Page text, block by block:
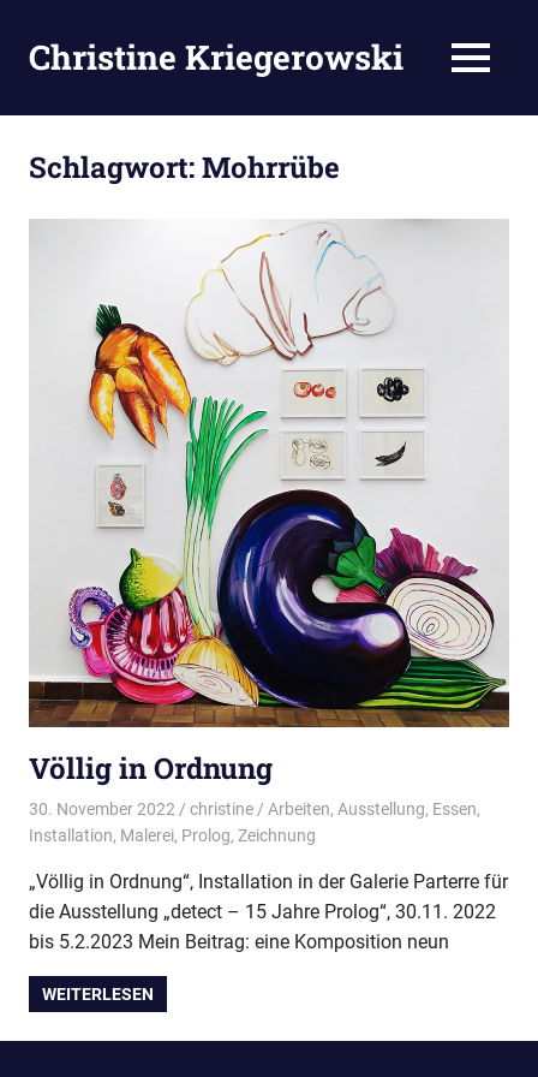
Inhalt
springen
Christine Kriegerowski MENÜ
Schlagwort:Mohrrübe
Völlig in Ordnung
30. November 2022 christine Arbeiten, Ausstellung, Essen,
Installation, Malerei, Prolog, Zeichnung
„Völlig in Ordnung“, Installation in der Galerie Parterre für
die Ausstellung „detect – 15 Jahre Prolog“, 30.11. 2022
bis 5.2.2023 Mein Beitrag: eine Komposition neun
WEITERLESEN